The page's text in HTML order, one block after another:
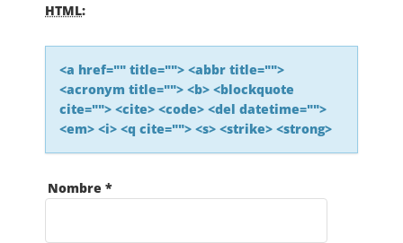
HTML:
<a href="" title=""> <abbr title="">
<acronym title=""> <b> <blockquote
cite=""> <cite> <code> <del datetime="">
<em> <i> <q cite=""> <s> <strike> <strong>
Nombre *